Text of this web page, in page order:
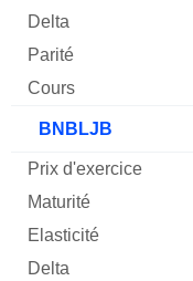
BNBLJB